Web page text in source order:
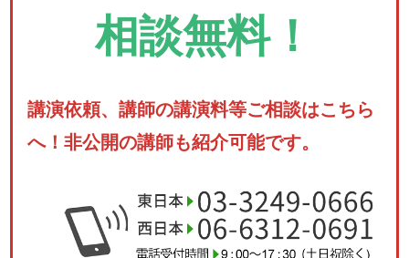
相談無料！
講演依頼、講師の講演料等ご相談はこちら
へ！非公開の講師も紹介可能です。